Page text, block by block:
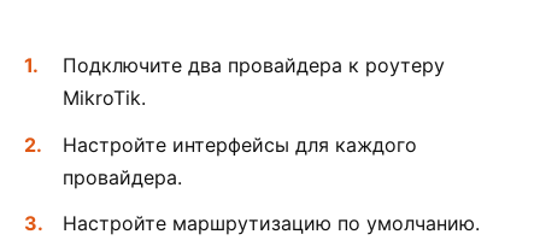
Подключите два провайдера к роутеру
MikroTik.
Настройте интерфейсы для каждого
провайдера.
Настройте маршрутизацию по умолчанию.